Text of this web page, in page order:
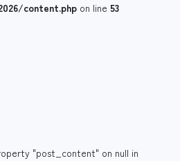
content.php on line 53
"post_content" on null in